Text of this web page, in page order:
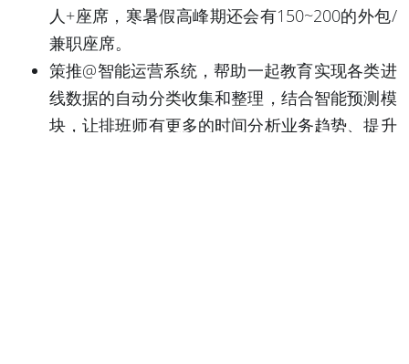
人+座席，寒暑假高峰期还会有150~200的外包/
兼职座席。
策推@智能运营系统，帮助一起教育实现各类进
线数据的自动分类收集和整理，结合智能预测模
块，让排班师有更多的时间分析业务趋势、提升